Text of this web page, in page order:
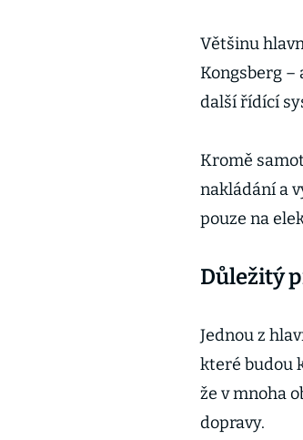
Většinu
Kongsberg –
další řídící
Kromě
nakládání a
pouze na
Důležitý
Jednou z
které budou
že v mnoha
dopravy.